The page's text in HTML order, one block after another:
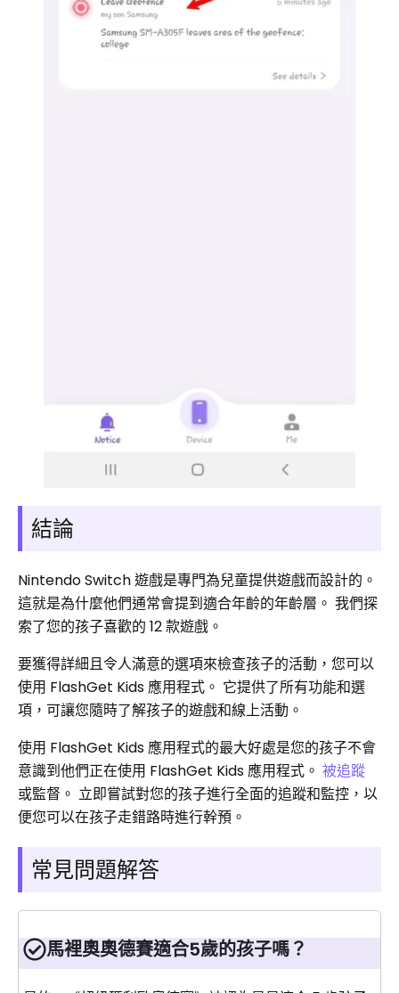
結論
Nintendo Switch 遊戲是專門為兒童提供遊戲而設計的。
這就是為什麼他們通常會提到適合年齡的年齡層。 我們探
索了您的孩子喜歡的 12 款遊戲。
要獲得詳細且令人滿意的選項來檢查孩子的活動，您可以
使用 FlashGet Kids 應用程式。 它提供了所有功能和選
項，可讓您隨時了解孩子的遊戲和線上活動。
使用 FlashGet Kids 應用程式的最大好處是您的孩子不會
意識到他們正在使用 FlashGet Kids 應用程式。 被追蹤
或監督。 立即嘗試對您的孩子進行全面的追蹤和監控，以
便您可以在孩子走錯路時進行幹預。
常見問題解答
馬裡奧奧德賽適合5歲的孩子嗎？